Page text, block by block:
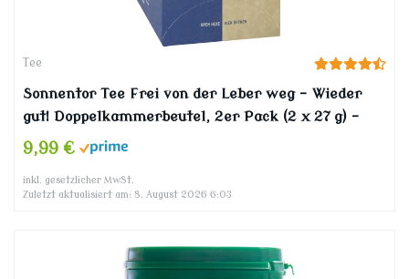
Tee
Sonnentor Tee Frei von der Leber weg – Wieder
gut! Doppelkammerbeutel, 2er Pack (2 x 27 g) –
Bio
9,99 €
inkl. gesetzlicher MwSt.
Zuletzt aktualisiert am: 8. August 2026 6:03